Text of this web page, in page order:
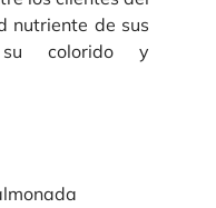
nutriente de sus
colorido y